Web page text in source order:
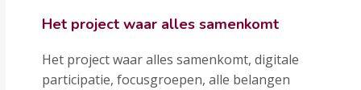
Het project waar alles samenkomt
Het project waar alles samenkomt, digitale
participatie, focusgroepen, alle belangen